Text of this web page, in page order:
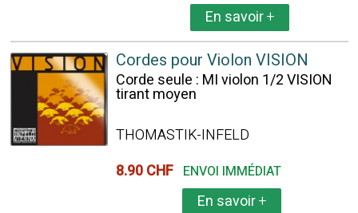
En savoir+
Cordes pour Violon VISION
Corde seule : MI violon 1/2 VISION
tirant moyen
THOMASTIK-INFELD
8.90 CHF ENVOI IMMÉDIAT
En savoir+